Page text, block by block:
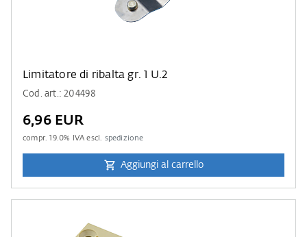
Limitatore di ribalta gr. 1 U.2
Cod. art.: 204498
6,96 EUR
compr.19.0% IVA escl. spedizione
Aggiungi al carrello